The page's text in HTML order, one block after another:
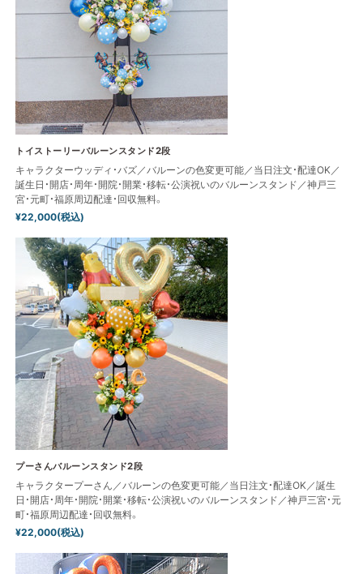
トイストーリーバルーンスタンド2段
キャラクターウッディ・バズ／バルーンの色変更可能／当日注文・配達OK／
誕生日・開店・周年・開院・開業・移転・公演祝いのバルーンスタンド／神戸三
宮・元町・福原周辺配達・回収無料。
¥22,000(税込)
プーさんバルーンスタンド2段
キャラクタープーさん／バルーンの色変更可能／当日注文・配達OK／誕生
日・開店・周年・開院・開業・移転・公演祝いのバルーンスタンド／神戸三宮・元
町・福原周辺配達・回収無料。
¥22,000(税込)